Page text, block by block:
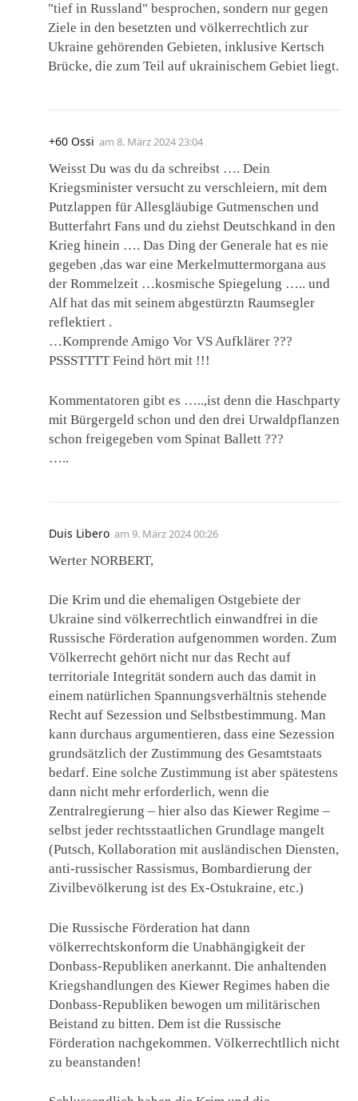
"tief in Russland" besprochen, sondern nur gegen
Ziele in den besetzten und völkerrechtlich zur
Ukraine gehörenden Gebieten, inklusive Kertsch
Brücke, die zum Teil auf ukrainischem Gebiet liegt.
+60 Ossi am 8. März 2024 23:04
Weisst Du was du da schreibst …. Dein
Kriegsminister versucht zu verschleiern, mit dem
Putzlappen für Allesgläubige Gutmenschen und
Butterfahrt Fans und du ziehst Deutschkand in den
Krieg hinein …. Das Ding der Generale hat es nie
gegeben ,das war eine Merkelmuttermorgana aus
der Rommelzeit …kosmische Spiegelung ….. und
Alf hat das mit seinem abgestürztn Raumsegler
reflektiert .
…Komprende Amigo Vor VS Aufklärer ???
PSSSTTTT Feind hört mit !!!
Kommentatoren gibt es …..,ist denn die Haschparty
mit Bürgergeld schon und den drei Urwaldpflanzen
schon freigegeben vom Spinat Ballett ???
…..
Duis Libero am 9. März 2024 00:26
Werter NORBERT,
Die Krim und die ehemaligen Ostgebiete der
Ukraine sind völkerrechtlich einwandfrei in die
Russische Förderation aufgenommen worden. Zum
Völkerrecht gehört nicht nur das Recht auf
territoriale Integrität sondern auch das damit in
einem natürlichen Spannungsverhältnis stehende
Recht auf Sezession und Selbstbestimmung. Man
kann durchaus argumentieren, dass eine Sezession
grundsätzlich der Zustimmung des Gesamtstaats
bedarf. Eine solche Zustimmung ist aber spätestens
dann nicht mehr erforderlich, wenn die
Zentralregierung – hier also das Kiewer Regime –
selbst jeder rechtsstaatlichen Grundlage mangelt
(Putsch, Kollaboration mit ausländischen Diensten,
anti-russischer Rassismus, Bombardierung der
Zivilbevölkerung ist des Ex-Ostukraine, etc.)
Die Russische Förderation hat dann
völkerrechtskonform die Unabhängigkeit der
Donbass-Republiken anerkannt. Die anhaltenden
Kriegshandlungen des Kiewer Regimes haben die
Donbass-Republiken bewogen um militärischen
Beistand zu bitten. Dem ist die Russische
Förderation nachgekommen. Völkerrechtllich nicht
zu beanstanden!